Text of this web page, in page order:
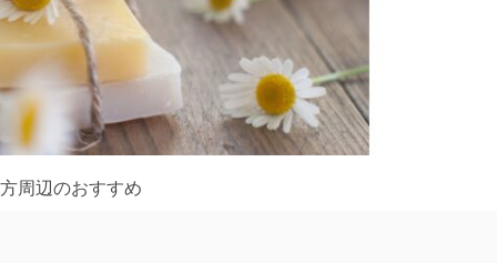
周辺のおすすめ